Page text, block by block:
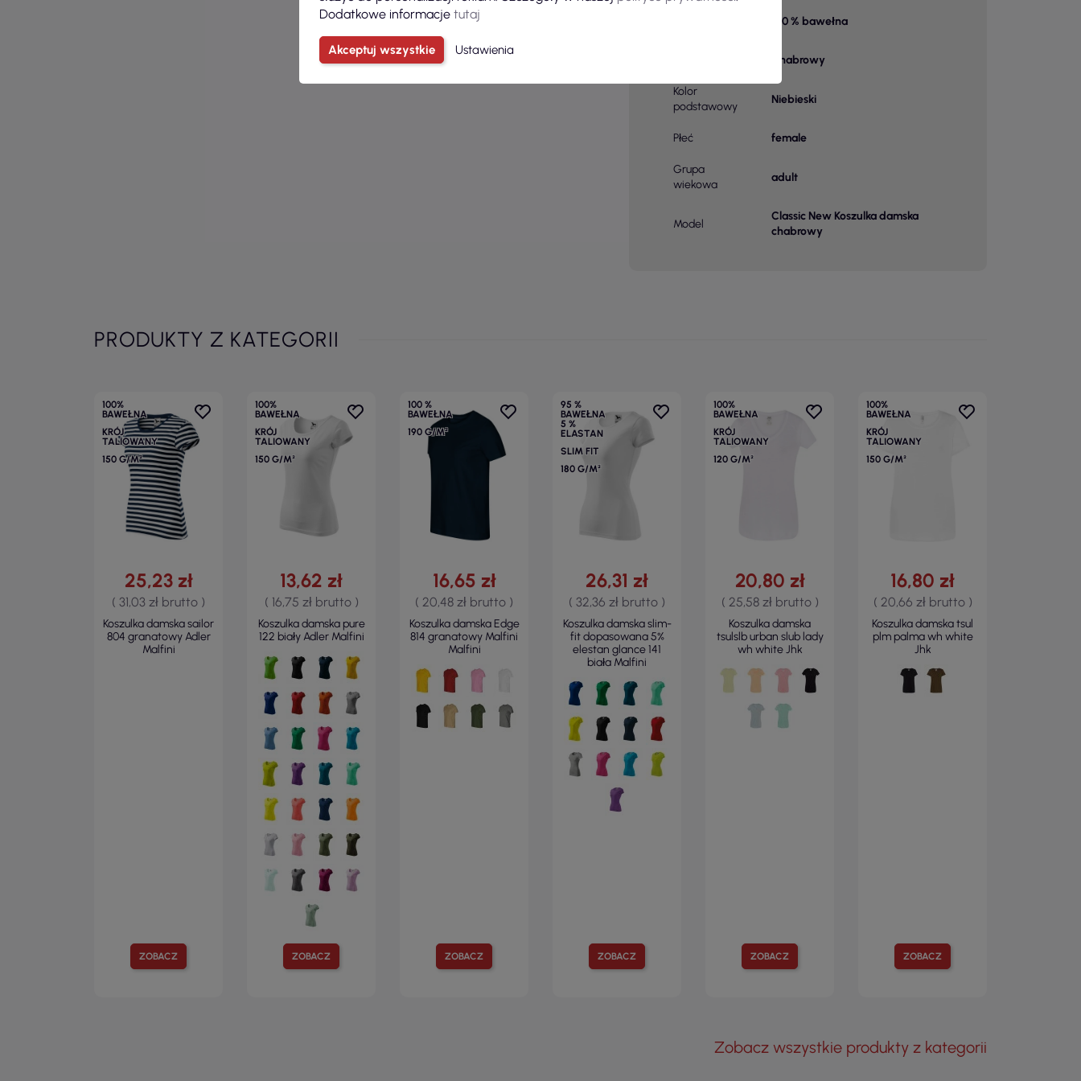
100 % bawełna
Chabrowy
Kolor
podstawowy
Niebieski
Płeć female
Grupa
wiekowa
adult
Model
Classic New Koszulka damska
chabrowy
PRODUKTY Z KATEGORII
100%
BAWEŁNA
KRÓJ
TALIOWANY
150 G/M²
ZOBACZ
25,23 zł
( 31,03 zł brutto )
Koszulka damska sailor
804 granatowy Adler
Malfini
100%
BAWEŁNA
KRÓJ
TALIOWANY
150 G/M²
ZOBACZ
13,62 zł
( 16,75 zł brutto )
Koszulka damska pure
122 biały Adler Malfini
100 %
BAWEŁNA
190 G/M²
ZOBACZ
16,65 zł
( 20,48 zł brutto )
Koszulka damska Edge
814 granatowy Malfini
Malfini
95 %
BAWEŁNA
5 %
ELASTAN
SLIM FIT
180 G/M²
ZOBACZ
26,31 zł
( 32,36 zł brutto )
Koszulka damska slim-
fit dopasowana 5%
elestan glance 141
biała Malfini
100%
BAWEŁNA
KRÓJ
TALIOWANY
120 G/M²
ZOBACZ
20,80 zł
( 25,58 zł brutto )
Koszulka damska
tsulslb urban slub lady
wh white Jhk
100%
BAWEŁNA
KRÓJ
TALIOWANY
150 G/M²
ZOBACZ
16,80 zł
( 20,66 zł brutto )
Koszulka damska tsul
plm palma wh white
Jhk
Zobacz wszystkie produkty z kategorii
Dodatkowe informacje tutaj
Akceptuj wszystkie Ustawienia